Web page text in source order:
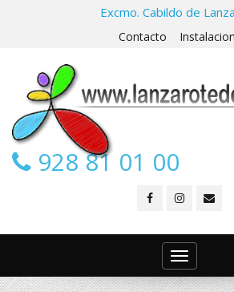
Excmo. Cabildo de
Contacto
928 81 01 00
Toggle
navigation